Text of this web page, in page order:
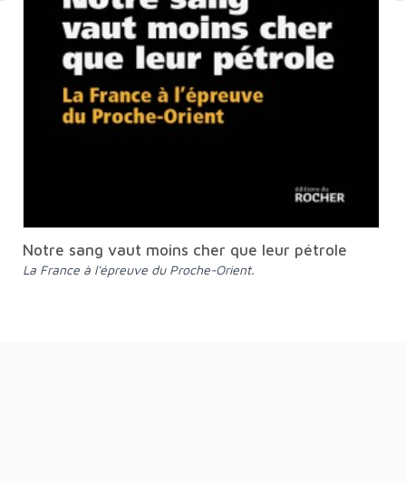
Notre sang vaut moins cher que leur pétrole
La France à l'épreuve du Proche-Orient.